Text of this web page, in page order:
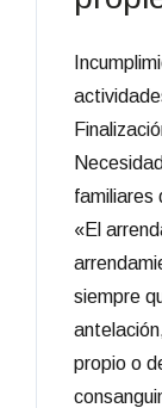
familiares
«El
siempre
propio o